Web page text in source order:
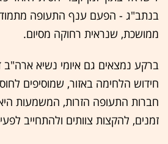
בנתב"ג - הפעם ענף התעופה
ממושכת, שנראית רחוקה מסיום.
ברקע נמצאים גם איומי נשיא
חידוש הלחימה באזור, שמוסיפים
חברות התעופה הזרות, המשמעות היא
זמנים, להקצות צוותים ולהתחייב